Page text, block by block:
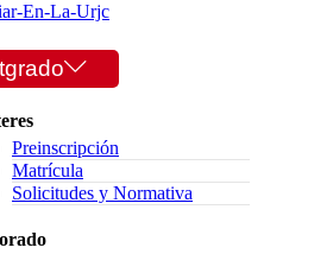
En-La-Urjc
Preinscripción
Matrícula
Solicitudes y Normativa